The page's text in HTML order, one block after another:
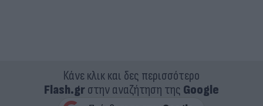
Κάνε κλικ και δες περισσότερο
Flash.grστην αναζήτηση της Google